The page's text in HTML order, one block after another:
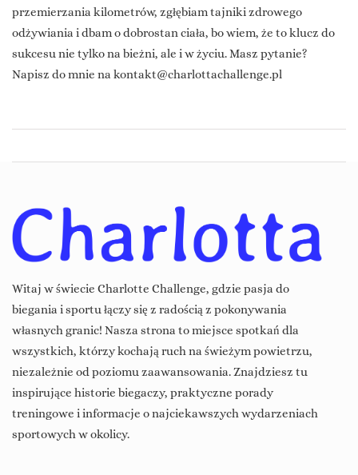
przemierzania kilometrów, zgłębiam tajniki zdrowego
odżywiania i dbam o dobrostan ciała, bo wiem, że to klucz do
sukcesu nie tylko na bieżni, ale i w życiu. Masz pytanie?
Napisz do mnie na kontakt@charlottachallenge.pl
Witaj w świecie Charlotte Challenge, gdzie pasja do
biegania i sportu łączy się z radością z pokonywania
własnych granic! Nasza strona to miejsce spotkań dla
wszystkich, którzy kochają ruch na świeżym powietrzu,
niezależnie od poziomu zaawansowania. Znajdziesz tu
inspirujące historie biegaczy, praktyczne porady
treningowe i informacje o najciekawszych wydarzeniach
sportowych w okolicy.